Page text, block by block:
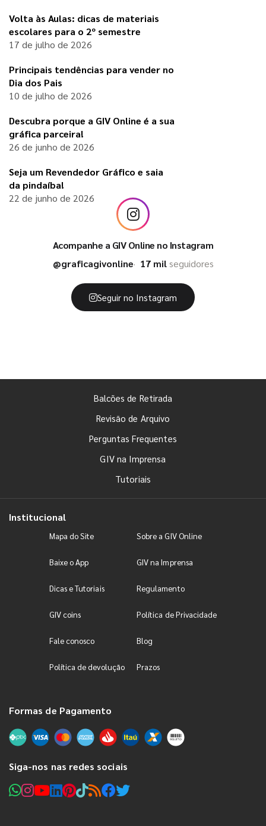
Volta às Aulas: dicas de materiais
escolares para o 2º semestre
17 de julho de 2026
Principais tendências para vender no
Dia dos Pais
10 de julho de 2026
Descubra porque a GIV Online é a sua
gráfica parceira!
26 de junho de 2026
Seja um Revendedor Gráfico e saia
da pindaíba!
22 de junho de 2026
Acompanhe a GIV Online no Instagram
@graficagivonline
17 milseguidores
Seguir no Instagram
Balcões de Retirada
Revisão de Arquivo
Perguntas Frequentes
GIV na Imprensa
Tutoriais
Institucional
Mapa do Site Sobre a GIV Online
Baixe o App GIV na Imprensa
Dicas e Tutoriais Regulamento
GIV coins Política de Privacidade
Fale conosco Blog
Política de devolução Prazos
Formas de Pagamento
Siga-nos nas redes sociais